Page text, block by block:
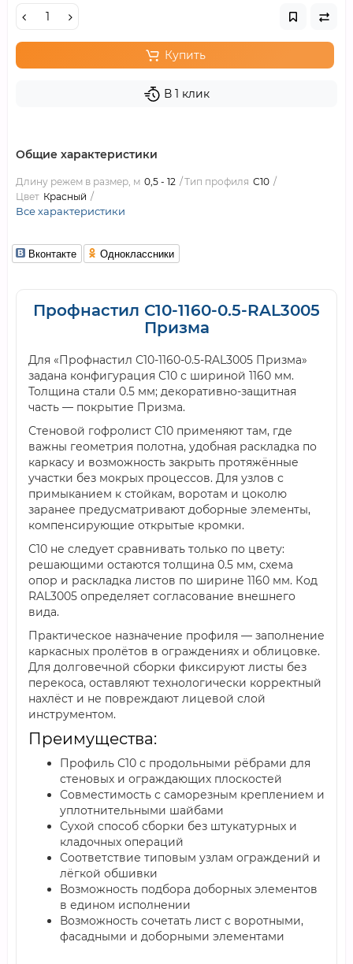
Купить
В 1 клик
Общие характеристики
Длину режем в размер, м 0,5 - 12 Тип профиля С10
Цвет Красный
Все характеристики
Вконтакте Одноклассники
Профнастил С10-1160-0.5-RAL3005
Призма
Для «Профнастил С10-1160-0.5-RAL3005 Призма»
задана конфигурация С10 с шириной 1160 мм.
Толщина стали 0.5 мм; декоративно-защитная
часть — покрытие Призма.
Стеновой гофролист С10 применяют там, где
важны геометрия полотна, удобная раскладка по
каркасу и возможность закрыть протяжённые
участки без мокрых процессов. Для узлов с
примыканием к стойкам, воротам и цоколю
заранее предусматривают доборные элементы,
компенсирующие открытые кромки.
С10 не следует сравнивать только по цвету:
решающими остаются толщина 0.5 мм, схема
опор и раскладка листов по ширине 1160 мм. Код
RAL3005 определяет согласование внешнего
вида.
Практическое назначение профиля — заполнение
каркасных пролётов в ограждениях и облицовке.
Для долговечной сборки фиксируют листы без
перекоса, оставляют технологически корректный
нахлёст и не повреждают лицевой слой
инструментом.
Преимущества:
Профиль С10 с продольными рёбрами для
стеновых и ограждающих плоскостей
Совместимость с саморезным креплением и
уплотнительными шайбами
Сухой способ сборки без штукатурных и
кладочных операций
Соответствие типовым узлам ограждений и
лёгкой обшивки
Возможность подбора доборных элементов
в едином исполнении
Возможность сочетать лист с воротными,
фасадными и доборными элементами